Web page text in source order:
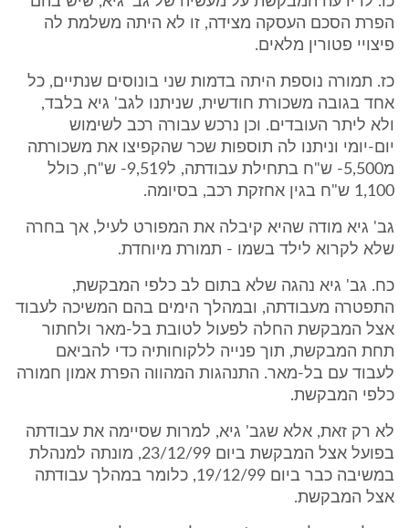
הפרת הסכם העסקה מצידה, זו לא היתה משלמת לה
פיצויי פטורין מלאים.
כז. תמורה נוספת היתה בדמות שני בונוסים שנתיים, כל
אחד בגובה משכורת חודשית, שניתנו לגב' גיא בלבד,
ולא ליתר העובדים. וכן נרכש עבורה רכב לשימוש
יום-יומי וניתנו לה תוספות שכר שהקפיצו את משכורתה
מ5,500- ש"ח בתחילת עבודתה, ל9,519- ש"ח, כולל
1,100 ש"ח בגין אחזקת רכב, בסיומה.
גב' גיא מודה שהיא קיבלה את המפורט לעיל, אך בחרה
שלא לקרוא לילד בשמו - תמורת מיוחדת.
כח. גב' גיא נהגה שלא בתום לב כלפי המבקשת,
התפטרה מעבודתה, ובמהלך הימים בהם המשיכה לעבוד
אצל המבקשת החלה לפעול לטובת בל-מאר ולחתור
תחת המבקשת, תוך פנייה ללקוחותיה כדי להביאם
לעבוד עם בל-מאר. התנהגות המהווה הפרת אמון חמורה
כלפי המבקשת.
לא רק זאת, אלא שגב' גיא, למרות שסיימה את עבודתה
בפועל אצל המבקשת ביום 23/12/99, מונתה למנהלת
במשיבה כבר ביום 19/12/99, כלומר במהלך עבודתה
אצל המבקשת.